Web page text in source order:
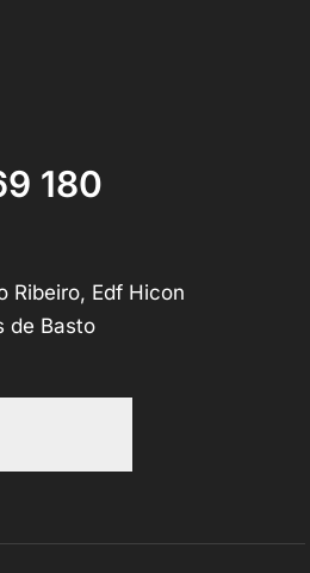
180
Ribeiro, Edf Hicon
de Basto